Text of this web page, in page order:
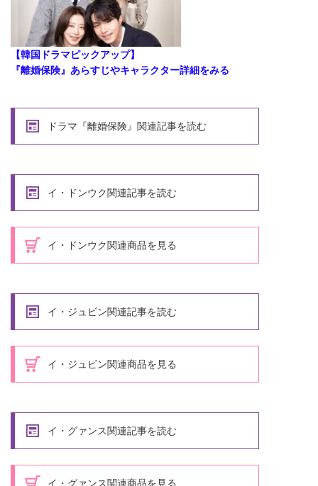
【韓国ドラマピックアップ】
『離婚保険』あらすじやキャラクター詳細をみる
ドラマ『離婚保険』関連記事を読む
イ・ドンウク関連記事を読む
イ・ドンウク関連商品を見る
イ・ジュビン関連記事を読む
イ・ジュビン関連商品を見る
イ・グァンス関連記事を読む
イ・グァンス関連商品を見る